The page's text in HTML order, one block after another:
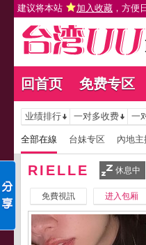
建议将本站 加入收藏 ，方便
回首页 免费专区
业绩排行 一对多收费 一
全部在線 台妹专区 內地主
RIELLE 休息中
免費視訊 进入包厢